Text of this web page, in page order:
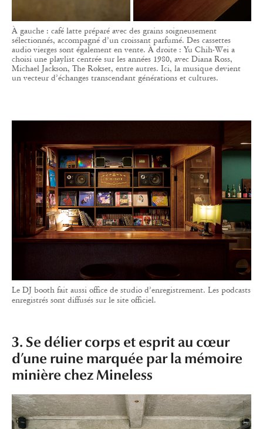
À gauche : café latte préparé avec des grains soigneusement
sélectionnés, accompagné d’un croissant parfumé. Des cassettes
audio vierges sont également en vente. À droite : Yu Chih-Wei a
choisi une playlist centrée sur les années 1980, avec Diana Ross,
Michael Jackson, The Rokset, entre autres. Ici, la musique devient
un vecteur d’échanges transcendant générations et cultures.
Le DJ booth fait aussi office de studio d’enregistrement. Les podcasts
enregistrés sont diffusés sur le site officiel.
3. Se délier corps et esprit au cœur
d’une ruine marquée par la mémoire
minière chez Mineless